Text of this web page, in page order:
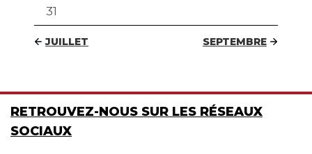
31
JUILLET SEPTEMBRE
RETROUVEZ-NOUS SUR LES RÉSEAUX
SOCIAUX